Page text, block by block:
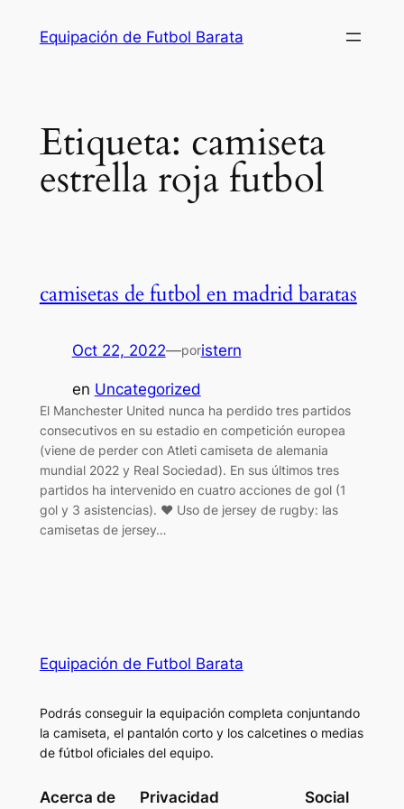
Equipación de Futbol Barata
Etiqueta: camiseta
estrella roja futbol
camisetas de futbol en madrid baratas
Oct 22, 2022—poristern
en Uncategorized
El Manchester United nunca ha perdido tres partidos
consecutivos en su estadio en competición europea
(viene de perder con Atleti camiseta de alemania
mundial 2022 y Real Sociedad). En sus últimos tres
partidos ha intervenido en cuatro acciones de gol (1
gol y 3 asistencias). ♥ Uso de jersey de rugby: las
camisetas de jersey…
Equipación de Futbol Barata
Podrás conseguir la equipación completa conjuntando
la camiseta, el pantalón corto y los calcetines o medias
de fútbol oficiales del equipo.
Acerca de Privacidad Social